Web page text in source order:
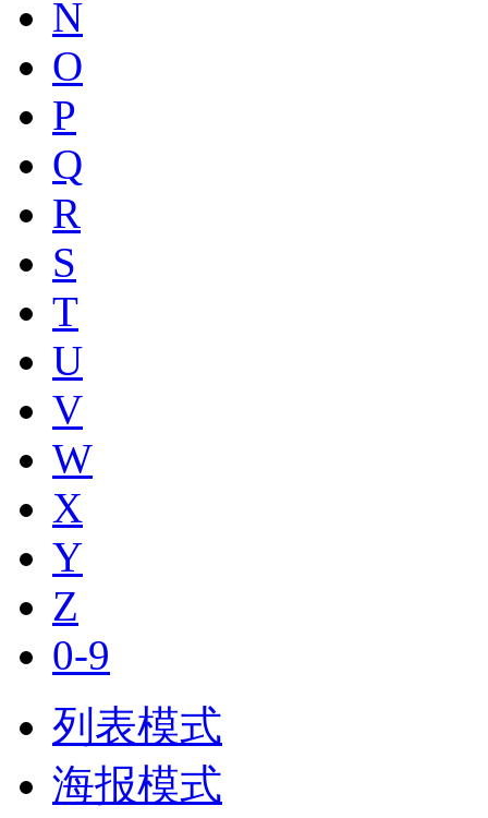
N
O
P
Q
R
S
T
U
V
W
X
Y
Z
0-9
列表模式
海报模式